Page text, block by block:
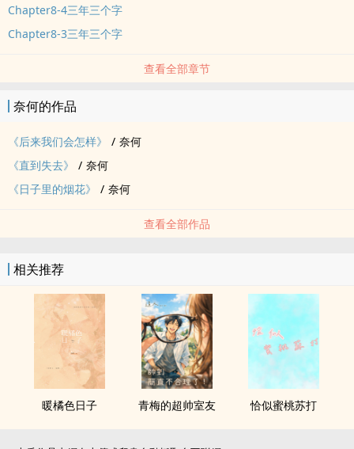
但你仍然是那个款着相机的明媚少年，说过要带着我跑一辈子，
所以我知道，我要等你朝我走来，因为你永远不会落下我。
日子里所有闪烁的明亮瞬间，只想揉进彼此的心田。
我一定舍下千山万水，拥抱你。
Bass日子里的烟花 │Thank 柠檬。
[封]： 岫青♥。
感谢一路走来陪伴和支持着的你们。
Chapter8-4三年三个字
Chapter8-3三年三个字
查看全部章节
奈何的作品
《后来我们会怎样》 / 奈何
《直到失去》
/ 奈何
《日子里的烟花》
/ 奈何
查看全部作品
相关推荐
暖橘色日子 青梅的超帅室友 恰似蜜桃苏打